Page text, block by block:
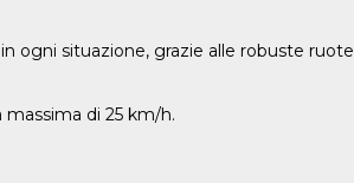
ogni situazione, grazie alle robuste ruote
di 25 km/h.